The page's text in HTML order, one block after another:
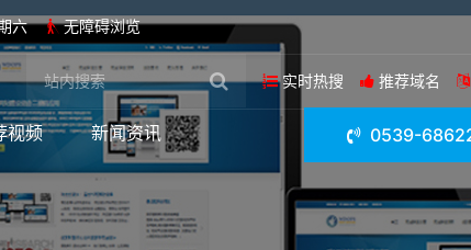
六 无障碍浏览
实时热搜 推荐域名
视频 新闻资讯 0539-